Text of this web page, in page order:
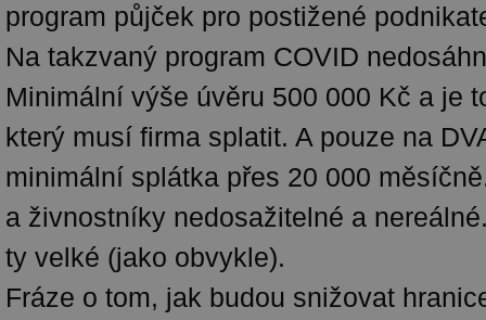
program půjček pro postižené
Na takzvaný program COVID
Minimální výše úvěru 500 000 Kč a je
který musí firma splatit. A pouze na
minimální splátka přes 20 000
a živnostníky nedosažitelné a
ty velké (jako obvykle).
Fráze o tom, jak budou snižovat